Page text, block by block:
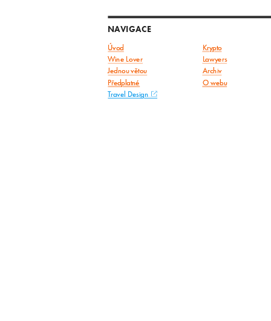
NAVIGACE
Úvod Krypto
Wine Lover
Lawyers
Jednou větou
Archiv
Předplatné O webu
Travel Design